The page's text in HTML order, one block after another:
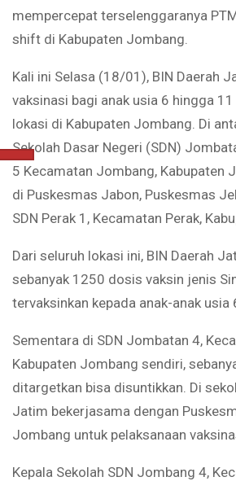
mempercepat terselenggaranya
shift di Kabupaten Jombang.
Kali ini Selasa (18/01), BIN Daerah
vaksinasi bagi anak usia 6 hingga
lokasi di Kabupaten Jombang. Di
Sekolah Dasar Negeri (SDN)
5 Kecamatan Jombang, Kabupaten
di Puskesmas Jabon, Puskesmas
SDN Perak 1, Kecamatan Perak,
Dari seluruh lokasi ini, BIN Daerah
sebanyak 1250 dosis vaksin jenis
tervaksinkan kepada anak-anak usia
Sementara di SDN Jombatan 4,
Kabupaten Jombang sendiri,
ditargetkan bisa disuntikkan. Di
Jatim bekerjasama dengan
Jombang untuk pelaksanaan
Kepala Sekolah SDN Jombang 4,